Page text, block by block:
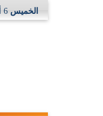
الخميس